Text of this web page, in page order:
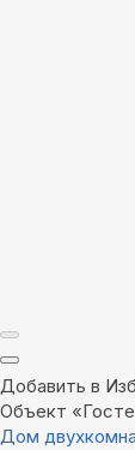
Добавить в
Объект
Дом